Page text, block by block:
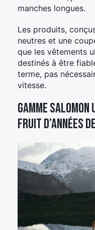
manches longues.
Les produits,
neutres et une
que les vêtements
destinés à être
terme, pas
vitesse.
Gamme
fruit d’années